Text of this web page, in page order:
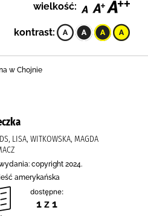
wielkość:
kontrast:
w Chojnie
LISA, WITKOWSKA, MAGDA
copyright 2024.
amerykańska
dostępne:
1 z 1